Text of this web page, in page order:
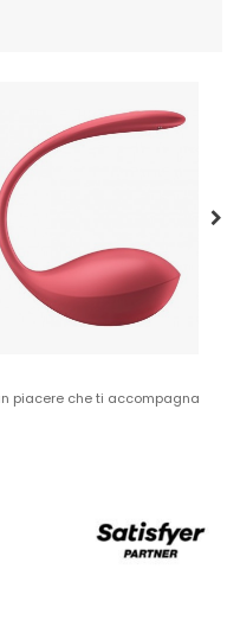
piacere che ti accompagna